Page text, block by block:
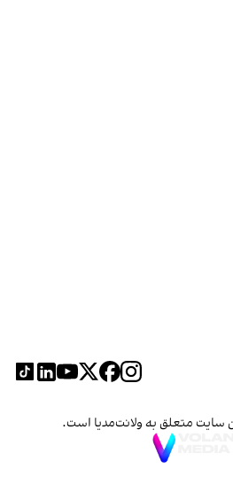
سایت متعلق به ولانت‌مدیا است.